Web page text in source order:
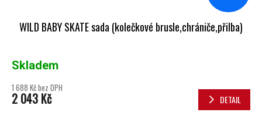
WILD BABY SKATE sada (kolečkové brusle,chrániče,přilba)
Skladem
1 688 Kč bez DPH
2 043 Kč DETAIL